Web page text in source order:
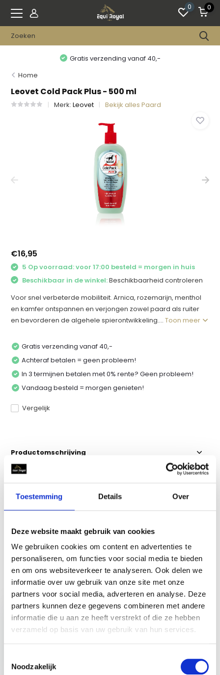
Toestemming Details Over
Deze website maakt gebruik van cookies
We gebruiken cookies om content en advertenties te
personaliseren, om functies voor social media te bieden
en om ons websiteverkeer te analyseren. Ook delen we
informatie over uw gebruik van onze site met onze
partners voor social media, adverteren en analyse. Deze
partners kunnen deze gegevens combineren met andere
informatie die u aan ze heeft verstrekt of die ze hebben
verzameld op basis van uw gebruik van hun services.
Noodzakelijk
0 0
Gratis verzending vanaf 40,-
Home
Leovet Cold Pack Plus - 500 ml
Merk:Leovet Bekijk alles Paard
€16,95
5 Op voorraad: voor 17:00 besteld = morgen in huis
Beschikbaar in de winkel:Beschikbaarheid controleren
Voor snel verbeterde mobiliteit. Arnica, rozemarijn, menthol
en kamfer ontspannen en verjongen zowel paard als ruiter
en bevorderen de algehele spierontwikkeling....Toon meer
Gratis verzending vanaf 40,-
Achteraf betalen = geen probleem!
In 3 termijnen betalen met 0% rente? Geen probleem!
Vandaag besteld = morgen genieten!
Vergelijk
Productomschrijving
Specificaties
Reviews
Delen
Recent bekeken
€ 16,95